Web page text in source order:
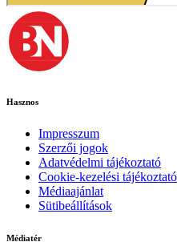
Hasznos
Impresszum
Szerzői jogok
Adatvédelmi tájékoztató
Cookie-kezelési tájékoztató
Médiaajánlat
Sütibeállítások
Médiatér